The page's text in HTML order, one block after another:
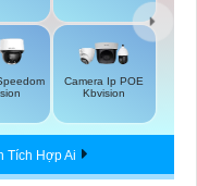
Camera Ip POE
Kbvision
Tích Hợp Ai